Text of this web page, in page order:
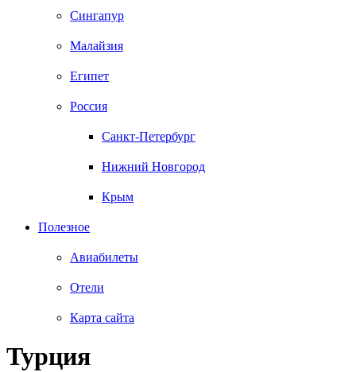
Сингапур
Малайзия
Египет
Россия
Санкт-Петербург
Нижний Новгород
Крым
Полезное
Авиабилеты
Отели
Карта сайта
Турция